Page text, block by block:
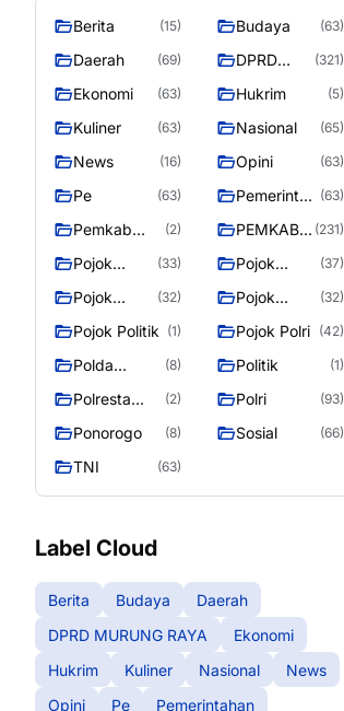
Berita (15) Budaya (63)
Daerah (69)
DPRD
RAYA
(321)
Ekonomi (63) Hukrim (5)
Kuliner (63) Nasional (65)
News (16) Opini (63)
Pe (63)
Pemerintah (63)
Pemkab
Raya
(2)
PEMKAB
RAYA
(231)
Pojok
(33)
Pojok
(37)
Pojok
(32)
Pojok
(32)
Pojok Politik (1) Pojok Polri (42)
Polda
Tengah
(8) Politik (1)
Polresta
Raya
(2) Polri (93)
Ponorogo (8) Sosial (66)
TNI (63)
Label Cloud
Berita Budaya
Daerah
DPRD MURUNG RAYA
Ekonomi
Hukrim
Kuliner Nasional
News
Opini
Pe
Pemerintahan